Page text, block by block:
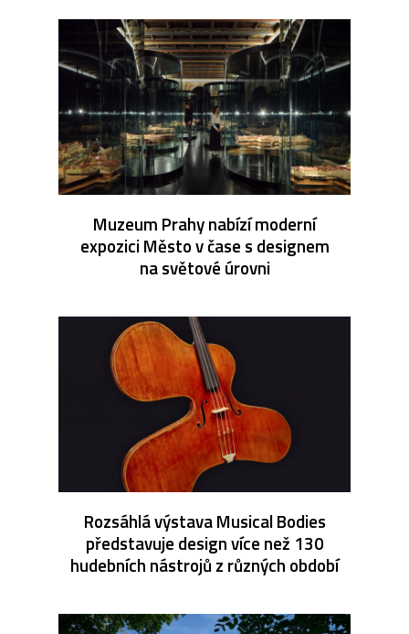
Muzeum Prahy nabízí moderní
expozici Město v čase s designem
na světové úrovni
Rozsáhlá výstava Musical Bodies
představuje design více než 130
hudebních nástrojů z různých období